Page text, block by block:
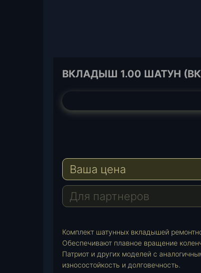
ВКЛАДЫШ 1.00 ШАТУН
e
r
a
m
a
s
A
p
a
i
l
Ваша цена
Для партнеров
Комплект шатунных вкладышей
Обеспечивают плавное вращение
Патриот и других моделей с
износостойкость и долговечность.